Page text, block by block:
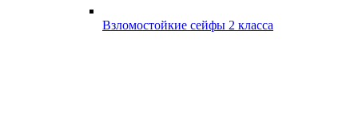
Взломостойкие сейфы 2 класса